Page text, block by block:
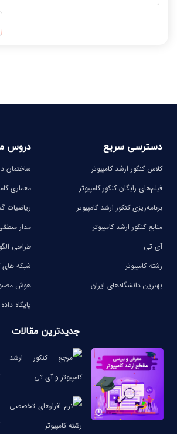
-
-
دسترسی سریع
کلاس کنکور ارشد کامپیوتر
فیلم‌های رایگان کنکور کامپیوتر
برنامه‌ریزی کنکور ارشد کامپیوتر
منابع کنکور ارشد کامپیوتر
آی تی
رشته کامپیوتر
بهترین دانشگاه‌های ایران
دروس
ساختمان
معماری
ریاضیات
مدار
طراحی
شبکه های
هوش
پایگاه داده
جدیدترین مقالات